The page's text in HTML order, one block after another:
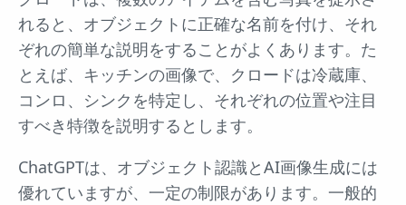
れると、オブジェクトに正確な名前を付け、それ
ぞれの簡単な説明をすることがよくあります。た
とえば、キッチンの画像で、クロードは冷蔵庫、
コンロ、シンクを特定し、それぞれの位置や注目
すべき特徴を説明するとします。
ChatGPTは、オブジェクト認識とAI画像生成には
優れていますが、一定の制限があります。一般的